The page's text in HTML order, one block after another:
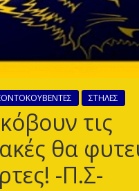
ΣΤΗΛΕΣ
τις
θα
-Π.Σ-